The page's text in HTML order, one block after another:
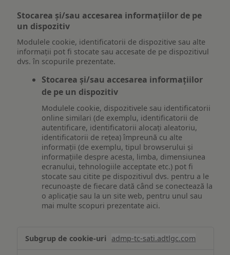
Stocarea și/sau accesarea informațiilor de pe
un dispozitiv
Modulele cookie, identificatorii de dispozitive sau alte
informații pot fi stocate sau accesate de pe dispozitivul
dvs. în scopurile prezentate.
Stocarea și/sau accesarea informațiilor
de pe un dispozitiv
Modulele cookie, dispozitivele sau identificatorii
online similari (de exemplu, identificatorii de
autentificare, identificatorii alocați aleatoriu,
identificatorii de rețea) împreună cu alte
informații (de exemplu, tipul browserului și
informațiile despre acesta, limba, dimensiunea
ecranului, tehnologiile acceptate etc.) pot fi
stocate sau citite pe dispozitivul dvs. pentru a le
recunoaște de fiecare dată când se conectează la
o aplicație sau la un site web, pentru unul sau
mai multe scopuri prezentate aici.
și/sau
admp-tc-sati.adtlgc.com